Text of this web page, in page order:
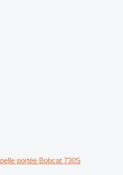
pelle portée Bobcat 730S